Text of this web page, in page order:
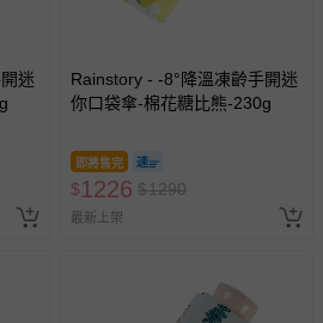
迷
Rainstory - -8°降溫凍齡手開迷
你口袋傘-棉花糖比熊-230g
即將售完
$1226 $1290
最新上架